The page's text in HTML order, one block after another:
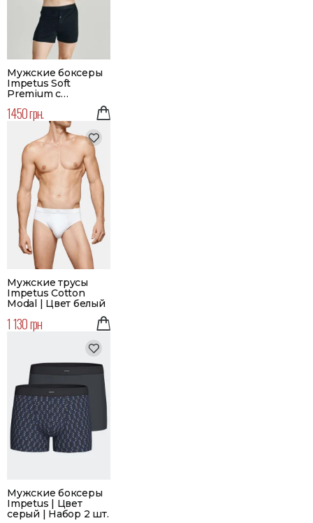
Мужские боксеры
Impetus Soft
Premium с
черный
1450 грн.
Мужские трусы
Impetus Cotton
Modal | Цвет белый
1 130 грн
Мужские боксеры
Impetus | Цвет
серый | Набор 2 шт.